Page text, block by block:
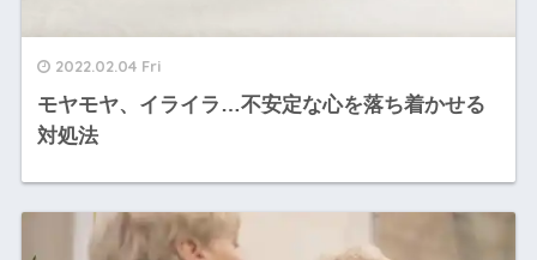
2022.02.04 Fri
モヤモヤ、イライラ…不安定な心を落ち着かせる
対処法